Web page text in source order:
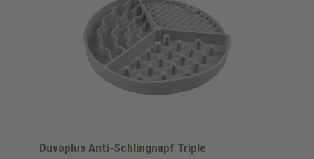
Duvoplus Anti-Schlingnapf Triple